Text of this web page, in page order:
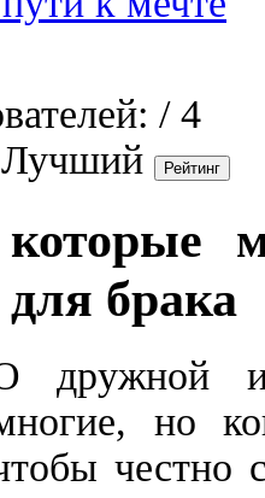
/ 4
Лучший
брака
дружной и
но
честно